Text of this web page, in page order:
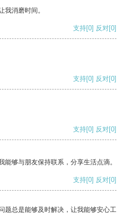
我消磨时间。
支持[0] 反对[0]
支持[0] 反对[0]
支持[0] 反对[0]
能够与朋友保持联系，分享生活点滴。
支持[0] 反对[0]
题总是能够及时解决，让我能够安心工